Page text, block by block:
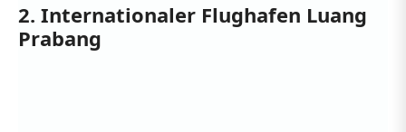
2. Internationaler Flughafen Luang
Prabang